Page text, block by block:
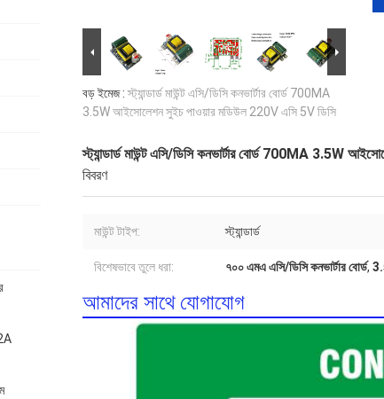
বড় ইমেজ :স্ট্যান্ডার্ড মাউন্ট এসি/ডিসি কনভার্টার বোর্ড 700MA
3.5W আইসোলেশন সুইচ পাওয়ার মডিউল 220V এসি 5V ডিসি
স্ট্যান্ডার্ড মাউন্ট এসি/ডিসি কনভার্টার বোর্ড 700MA 3.5W
বিবরণ
মাউন্ট টাইপ: স্ট্যান্ডার্ড
বিশেষভাবে তুলে ধরা: ৭০০ এমএ এসি/ডিসি কনভার্টার বোর্ড,
আমাদের সাথে যোগাযোগ